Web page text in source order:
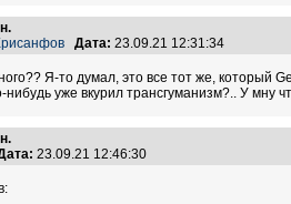
Дата: 23.09.21 12:31:34
Я-то думал, это все тот же, который
уже вкурил трансгуманизм?.. У мну
23.09.21 12:46:30